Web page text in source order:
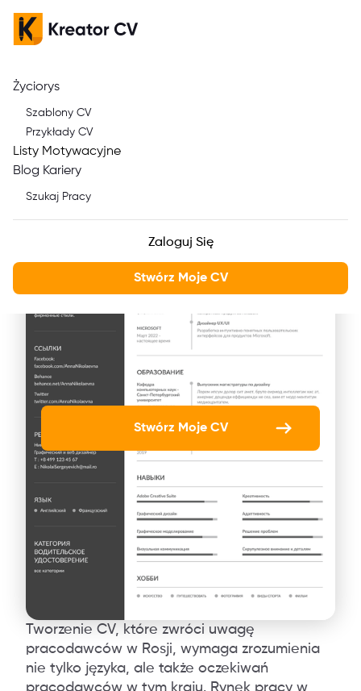
Życiorys
Szablony CV
Przykłady CV
Listy Motywacyjne
Blog Kariery
Szukaj Pracy
Zaloguj Się
Stwórz Moje CV
Tworzenie CV w języku
Rosyjskim - Praktyczny
Przewodnik
Stwórz Moje CV
Tworzenie CV, które zwróci uwagę
pracodawców w Rosji, wymaga zrozumienia
nie tylko języka, ale także oczekiwań